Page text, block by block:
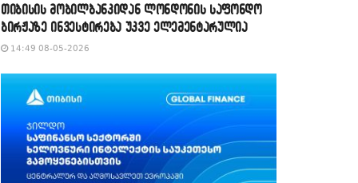
თიბისის მობილბანკიდან ლონდონის საფონდო
ბირჟაზე ინვესტირება უკვე ელემენტარულია
14:49 08-05-2026